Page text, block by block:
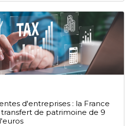
d'entreprises : la France
de patrimoine de 9